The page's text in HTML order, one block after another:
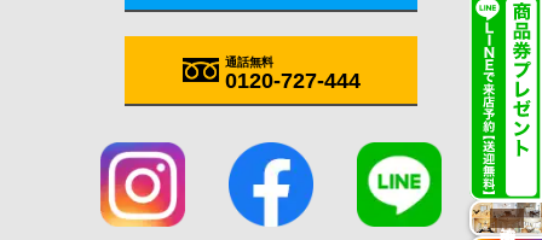
通話無料
0120-727-444
施工実例